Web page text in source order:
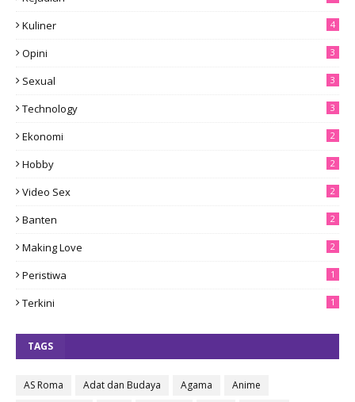
Kuliner 4
Opini 3
Sexual 3
Technology 3
Ekonomi 2
Hobby 2
Video Sex 2
Banten 2
Making Love 2
Peristiwa 1
Terkini 1
TAGS
AS Roma Adat dan Budaya Agama
Anime